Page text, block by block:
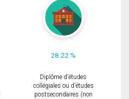
28.22 %
Diplôme d'études
collégiales ou d'études
postsecondaires (non